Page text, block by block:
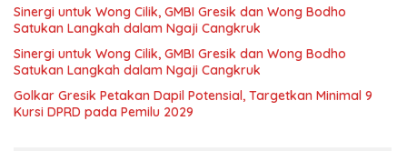
Sinergi untuk Wong Cilik, GMBI Gresik dan Wong Bodho
Satukan Langkah dalam Ngaji Cangkruk
Sinergi untuk Wong Cilik, GMBI Gresik dan Wong Bodho
Satukan Langkah dalam Ngaji Cangkruk
Golkar Gresik Petakan Dapil Potensial, Targetkan Minimal 9
Kursi DPRD pada Pemilu 2029